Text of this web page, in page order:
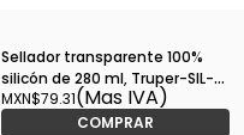
Sellador transparente 100%
silicón de 280 ml, Truper-SIL-
100T / 17559
MXN$79.31(Mas IVA)
COMPRAR